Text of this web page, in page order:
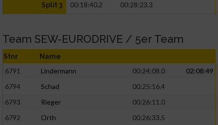
Split 3 00:18:40.2 00:28:23.3
Team SEW-EURODRIVE / 5er Team
Stnr Name
6791 Lindermann 00:24:08.0
02:08:49
6794
Schad
00:25:16.4
6793
Rieger
00:26:11.0
6792
Orth
00:26:33.5